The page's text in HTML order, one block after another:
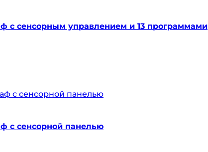
с сенсорным управлением и 13 программами
с сенсорной панелью